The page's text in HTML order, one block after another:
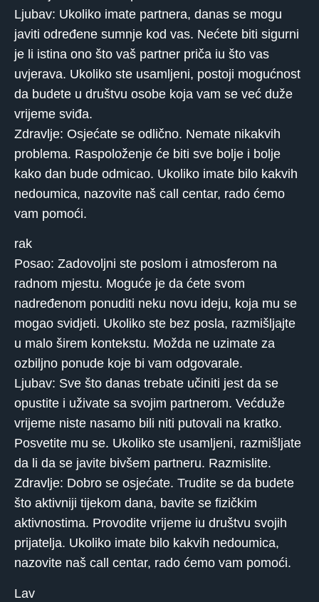
Ljubav: Ukoliko imate partnera, danas se mogu
javiti određene sumnje kod vas. Nećete biti sigurni
je li istina ono što vaš partner priča iu što vas
uvjerava. Ukoliko ste usamljeni, postoji mogućnost
da budete u društvu osobe koja vam se već duže
vrijeme sviđa.
Zdravlje: Osjećate se odlično. Nemate nikakvih
problema. Raspoloženje će biti sve bolje i bolje
kako dan bude odmicao. Ukoliko imate bilo kakvih
nedoumica, nazovite naš call centar, rado ćemo
vam pomoći.
rak
Posao: Zadovoljni ste poslom i atmosferom na
radnom mjestu. Moguće je da ćete svom
nadređenom ponuditi neku novu ideju, koja mu se
mogao svidjeti. Ukoliko ste bez posla, razmišljajte
u malo širem kontekstu. Možda ne uzimate za
ozbiljno ponude koje bi vam odgovarale.
Ljubav: Sve što danas trebate učiniti jest da se
opustite i uživate sa svojim partnerom. Većduže
vrijeme niste nasamo bili niti putovali na kratko.
Posvetite mu se. Ukoliko ste usamljeni, razmišljate
da li da se javite bivšem partneru. Razmislite.
Zdravlje: Dobro se osjećate. Trudite se da budete
što aktivniji tijekom dana, bavite se fizičkim
aktivnostima. Provodite vrijeme iu društvu svojih
prijatelja. Ukoliko imate bilo kakvih nedoumica,
nazovite naš call centar, rado ćemo vam pomoći.
Lav